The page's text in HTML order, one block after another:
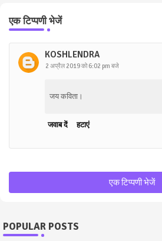
एक टिप्पणी भेजें
KOSHLENDRA
2 अप्रैल 2019 को 6:02 pm बजे
जय कविता।
जवाब दें हटाएं
एक टिप्पणी भेजें
POPULAR POSTS